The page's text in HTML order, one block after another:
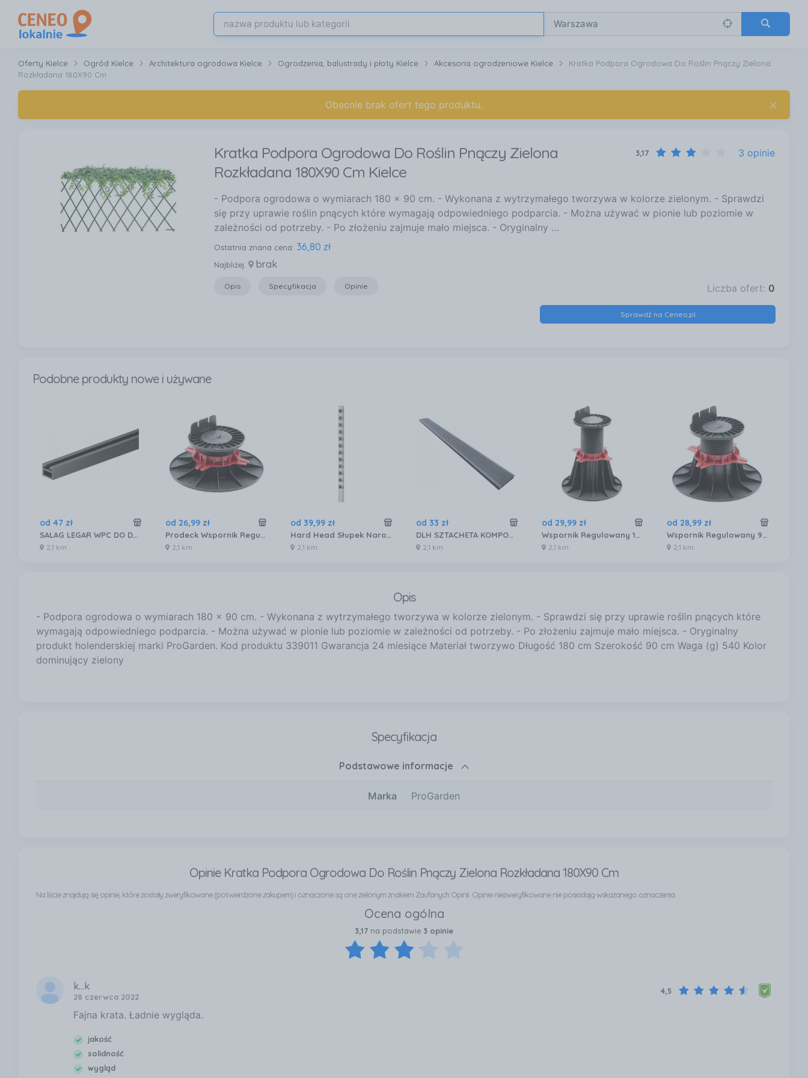
Oferty Kielce Ogród Kielce Architektura ogrodowa Kielce Ogrodzenia, balustrady i płoty Kielce Akcesoria ogrodzeniowe Kielce
Kratka Podpora Ogrodowa Do Roślin Pnączy Zielona
Rozkładana 180X90 Cm
Obecnie brak ofert tego produktu. ×
Kratka Podpora Ogrodowa Do Roślin Pnączy Zielona
Rozkładana 180X90 Cm Kielce
3,17 3 opinie
- Podpora ogrodowa o wymiarach 180 x 90 cm. - Wykonana z wytrzymałego tworzywa w kolorze zielonym. - Sprawdzi
się przy uprawie roślin pnących które wymagają odpowiedniego podparcia. - Można używać w pionie lub poziomie w
zależności od potrzeby. - Po złożeniu zajmuje mało miejsca. - Oryginalny …
Ostatnia znana cena: 36,80 zł
Najbliżej: brak
Opis Specyfikacja Opinie Liczba ofert: 0
Sprawdź na Ceneo.pl
Podobne produkty nowe i używane
od 47 zł
SALAG LEGAR WPC DO DESKI TARASOWEJ ULTRA SZYBKI BDL0BN
2,1 km
od 26,99 zł
Prodeck Wspornik Regulowany 60 - 90Mm
2,1 km
od 39,99 zł
Hard Head Słupek Narożny Do Płotu 140cm
2,1 km
od 33 zł
DLH SZTACHETA KOMPOZYTOWA MILA 20X105X2200 MM GRAFIT 170500000381
2,1 km
od 29,99 zł
Wspornik Regulowany 150 260mm
2,1 km
od 28,99 zł
Wspornik Regulowany 90 150mm
2,1 km
Opis
- Podpora ogrodowa o wymiarach 180 x 90 cm. - Wykonana z wytrzymałego tworzywa w kolorze zielonym. - Sprawdzi się przy uprawie roślin pnących które
wymagają odpowiedniego podparcia. - Można używać w pionie lub poziomie w zależności od potrzeby. - Po złożeniu zajmuje mało miejsca. - Oryginalny
produkt holenderskiej marki ProGarden. Kod produktu 339011 Gwarancja 24 miesiące Materiał tworzywo Długość 180 cm Szerokość 90 cm Waga (g) 540 Kolor
dominujący zielony
Specyfikacja
Podstawowe informacje
Marka ProGarden
Opinie Kratka Podpora Ogrodowa Do Roślin Pnączy Zielona Rozkładana 180X90 Cm
Na liście znajdują się opinie, które zostały zweryfikowane (potwierdzone zakupem) i oznaczone są one zielonym znakiem Zaufanych Opinii. Opinie niezweryfikowane nie posiadają wskazanego oznaczenia.
Ocena ogólna
3,17 na podstawie 3 opinie
k...k
28 czerwca 2022
4,5
Fajna krata. Ładnie wygląda.
jakość
solidność
wygląd